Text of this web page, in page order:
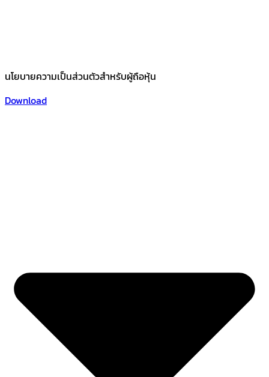
นโยบายความเป็นส่วนตัวสำหรับผู้ถือหุ้น
Download